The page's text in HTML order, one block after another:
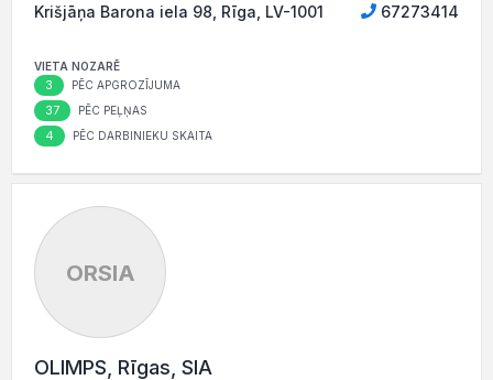
Krišjāņa Barona iela 98, Rīga, LV-1001 67273414
VIETA NOZARĒ
3 PĒC APGROZĪJUMA
37 PĒC PEĻŅAS
4 PĒC DARBINIEKU SKAITA
ORSIA
OLIMPS, Rīgas, SIA